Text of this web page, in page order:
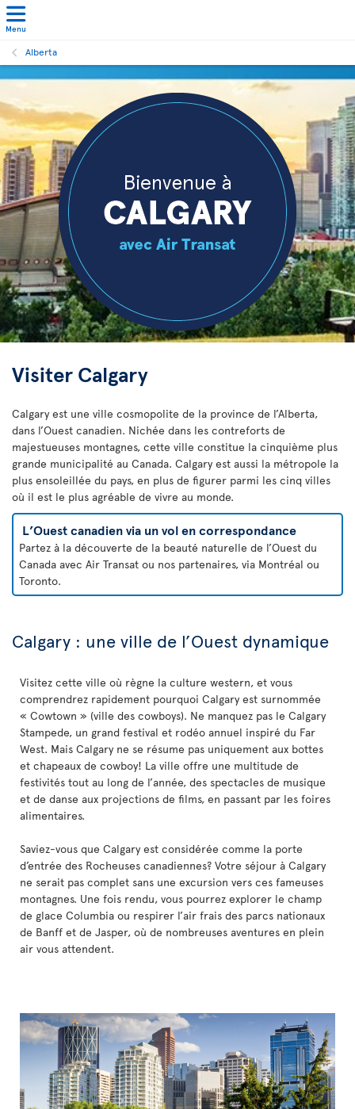
Menu
Alberta
Visiter Calgary
Calgary est une ville cosmopolite de la province de l’Alberta,
dans l’Ouest canadien. Nichée dans les contreforts de
majestueuses montagnes, cette ville constitue la cinquième plus
grande municipalité au Canada. Calgary est aussi la métropole la
plus ensoleillée du pays, en plus de figurer parmi les cinq villes
où il est le plus agréable de vivre au monde.
L’Ouest canadien via un vol en correspondance
Partez à la découverte de la beauté naturelle de l’Ouest du
Canada avec Air Transat ou nos partenaires, via Montréal ou
Toronto.
Calgary : une ville de l’Ouest dynamique
Visitez cette ville où règne la culture western, et vous
comprendrez rapidement pourquoi Calgary est surnommée
« Cowtown » (ville des cowboys). Ne manquez pas le Calgary
Stampede, un grand festival et rodéo annuel inspiré du Far
West. Mais Calgary ne se résume pas uniquement aux bottes
et chapeaux de cowboy! La ville offre une multitude de
festivités tout au long de l’année, des spectacles de musique
et de danse aux projections de films, en passant par les foires
alimentaires.
Saviez-vous que Calgary est considérée comme la porte
d’entrée des Rocheuses canadiennes? Votre séjour à Calgary
ne serait pas complet sans une excursion vers ces fameuses
montagnes. Une fois rendu, vous pourrez explorer le champ
de glace Columbia ou respirer l’air frais des parcs nationaux
de Banff et de Jasper, où de nombreuses aventures en plein
air vous attendent.